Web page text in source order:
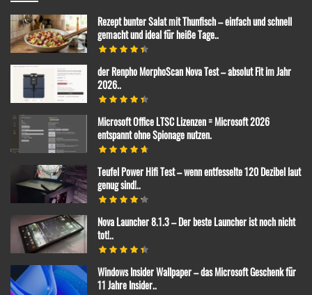
Rezept bunter Salat mit Thunfisch – einfach und schnell
gemacht und ideal für heiße Tage..
der Renpho MorphoScan Nova Test – absolut Fit im Jahr
2026..
Microsoft Office LTSC Lizenzen = Microsoft 2026
entspannt ohne Spionage nutzen.
Teufel Power Hifi Test – wenn entfesselte 120 Dezibel laut
genug sind!..
Nova Launcher 8.1.3 – Der beste Launcher ist noch nicht
tot!..
Windows Insider Wallpaper – das Microsoft Geschenk für
11 Jahre Insider..